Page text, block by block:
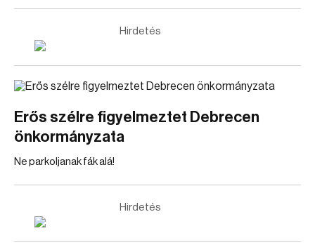
Hirdetés
Erős szélre figyelmeztet Debrecen
önkormányzata
Ne parkoljanak fák alá!
Hirdetés